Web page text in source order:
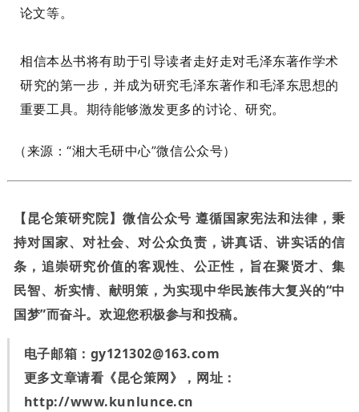
论文等。
相信本丛书将有助于引导读者走好走对毛泽东著作学术
研究的第一步，并成为研究毛泽东著作和毛泽东思想的
重要工具。期待能够激发更多的讨论、研究。
（来源：“湘大毛研中心”微信公众号）
【昆仑策研究院】微信公众号 遵循国家宪法和法律，秉
持对国家、对社会、对公众负责，讲真话、讲实话的信
条，追崇研究价值的客观性、公正性，旨在聚贤才、集
民智、析实情、献明策，为实现中华民族伟大复兴的“中
国梦”而奋斗。欢迎您积极参与和投稿。
电子邮箱： gy121302@163.com
更多文章请看《昆仑策网》，网址：
http://www.kunlunce.cn